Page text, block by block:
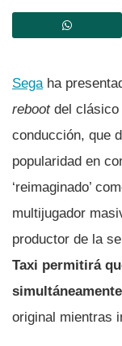
Sega ha
rebootdel clásico
conducción, que
popularidad en
‘reimaginado’
multijugador
productor de la
Taxi permitirá
simultáneamente
original mientras